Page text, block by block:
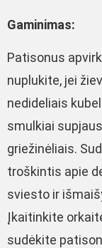
Gaminimas:
Patisonus
nuplukite, jei
nedideliais
smulkiai
griežinėliais.
troškintis apie
sviesto ir
Įkaitinkite
sudėkite